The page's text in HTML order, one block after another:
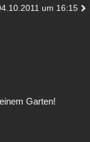
um 16:15
Garten!